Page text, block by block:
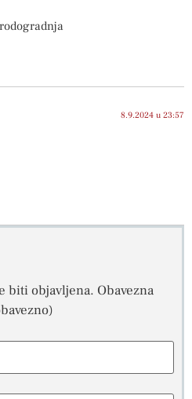
8.9.2024 u 23:57
biti objavljena. Obavezna